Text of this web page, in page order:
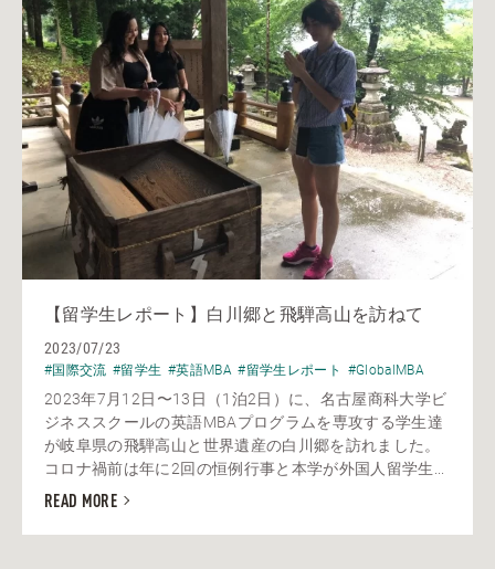
【留学生レポート】白川郷と飛騨高山を訪ねて
2023/07/23
#国際交流 #留学生 #英語MBA #留学生レポート #GlobalMBA
2023年7月12日〜13日（1泊2日）に、名古屋商科大学ビ
ジネススクールの英語MBAプログラムを専攻する学生達
が岐阜県の飛騨高山と世界遺産の白川郷を訪れました。
コロナ禍前は年に2回の恒例行事と本学が外国人留学生...
READ MORE